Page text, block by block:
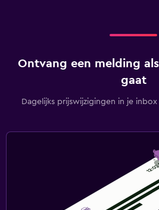
Ontvang een melding
gaat
Dagelijks prijswijzigingen in je